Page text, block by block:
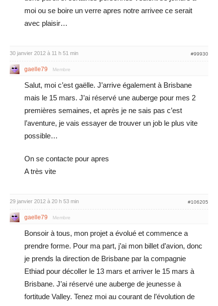
moi ou se boire un verre apres notre arrivee ce serait
avec plaisir…
30 janvier 2012 à 11 h 51 min #99930
gaelle79 Membre
Salut, moi c’est gaëlle. J’arrive également à Brisbane
mais le 15 mars. J’ai réservé une auberge pour mes 2
premières semaines, et après je ne sais pas c’est
l’aventure, je vais essayer de trouver un job le plus vite
possible…
On se contacte pour apres
A très vite
29 janvier 2012 à 20 h 53 min #106205
gaelle79 Membre
Bonsoir à tous, mon projet a évolué et commence a
prendre forme. Pour ma part, j’ai mon billet d’avion, donc
je prends la direction de Brisbane par la compagnie
Ethiad pour décoller le 13 mars et arriver le 15 mars à
Brisbane. J’ai réservé une auberge de jeunesse à
fortitude Valley. Tenez moi au courant de l’évolution de